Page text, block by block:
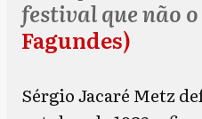
festival que não o
Fagundes)
Sérgio Jacaré Metz